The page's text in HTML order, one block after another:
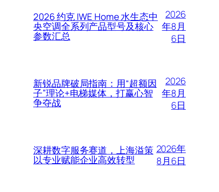
2026 约克 IWE Home 水生态中
央空调全系列产品型号及核心
参数汇总
2026
年8月
6日
新锐品牌破局指南：用“超额因
子”理论+电梯媒体，打赢心智
争夺战
2026
年8月
6日
深耕数字服务赛道，上海溢策
以专业赋能企业高效转型
2026年
8月6日